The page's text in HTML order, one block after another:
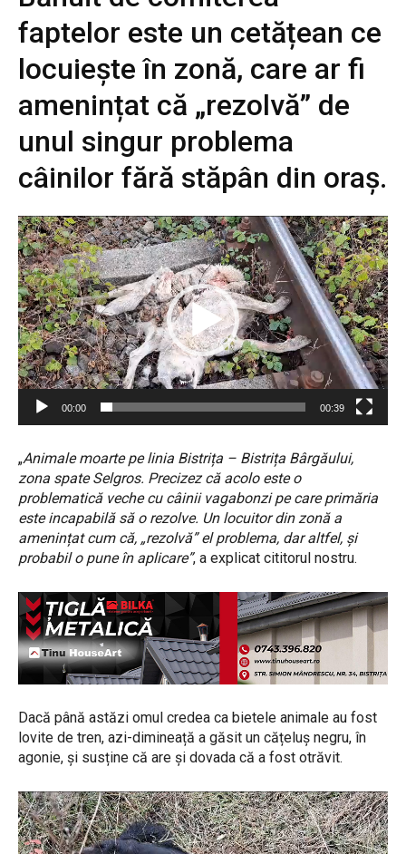
faptelor este un cetățean ce
locuiește în zonă, care ar fi
amenințat că „rezolvă” de
unul singur problema
câinilor fără stăpân din oraș.
P
l
a
y
e
r
v
i
d
o
00:00 00:39
„Animale moarte pe linia Bistrița – Bistrița Bârgăului,
zona spate Selgros. Precizez că acolo este o
problematică veche cu câinii vagabonzi pe care primăria
este incapabilă să o rezolve. Un locuitor din zonă a
amenințat cum că, „rezolvă” el problema, dar altfel, și
probabil o pune în aplicare”, a explicat cititorul nostru.
Dacă până astăzi omul credea ca bietele animale au fost
lovite de tren, azi-dimineață a găsit un cățeluș negru, în
agonie, și susține că are și dovada că a fost otrăvit.
P
l
a